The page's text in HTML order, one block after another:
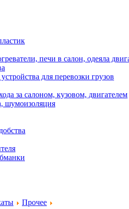
печи в салон, одеяла
для перевозки грузов
за салоном, кузовом, двигателем
шумоизоляция
Прочее